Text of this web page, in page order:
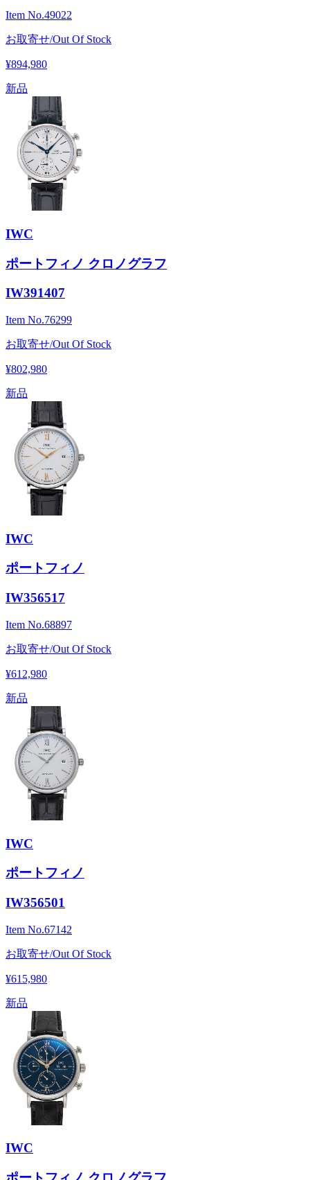
Item No.49022
お取寄せ/Out Of Stock
¥894,980
新品
IWC
ポートフィノ クロノグラフ
IW391407
Item No.76299
お取寄せ/Out Of Stock
¥802,980
新品
IWC
ポートフィノ
IW356517
Item No.68897
お取寄せ/Out Of Stock
¥612,980
新品
IWC
ポートフィノ
IW356501
Item No.67142
お取寄せ/Out Of Stock
¥615,980
新品
IWC